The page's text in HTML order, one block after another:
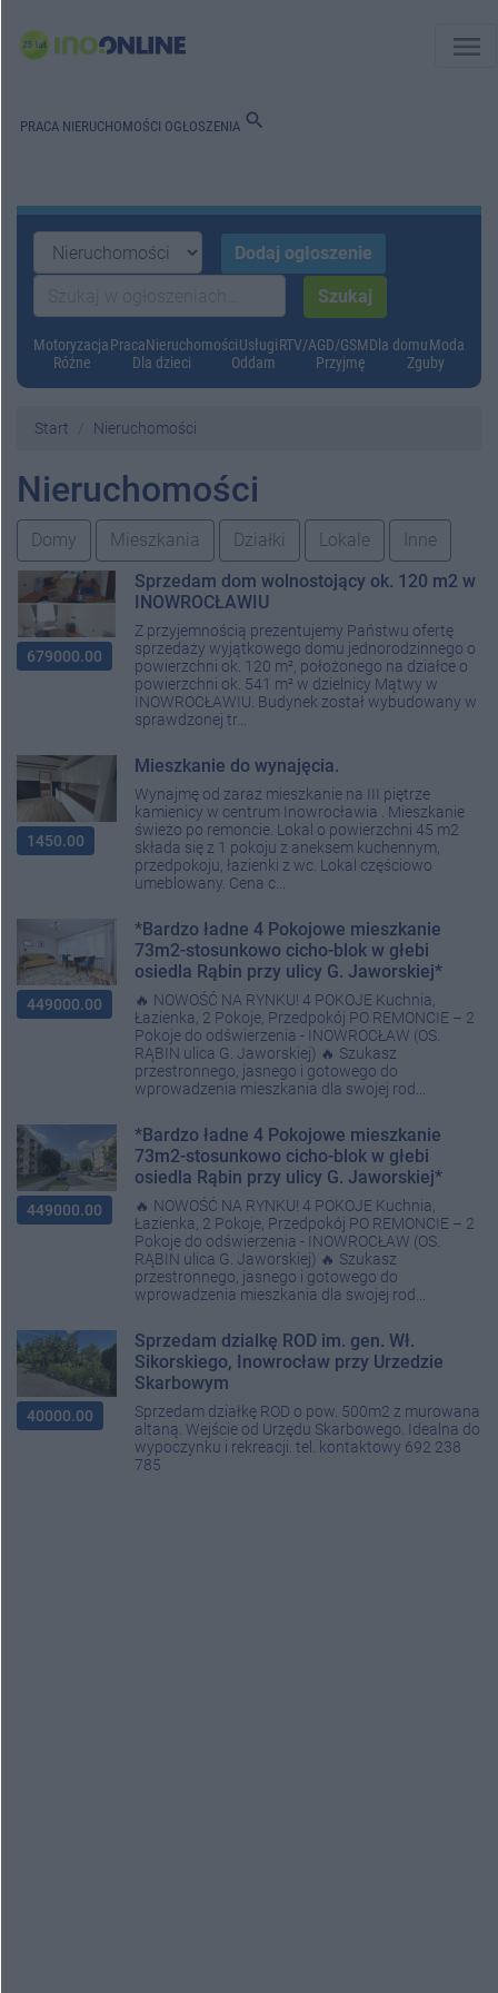
menu
PRACA NIERUCHOMOŚCI OGŁOSZENIA search
MotoryzacjaPracaNieruchomościUsługiRTV/AGD/GSMDla domuModa
Różne
Dla dzieci Oddam Przyjmę Zguby
Start Nieruchomości
Nieruchomości
Domy Mieszkania Działki Lokale Inne
679000.00
Sprzedam dom wolnostojący ok. 120 m2 w
INOWROCŁAWIU
Z przyjemnością prezentujemy Państwu ofertę
sprzedaży wyjątkowego domu jednorodzinnego o
powierzchni ok. 120 m², położonego na działce o
powierzchni ok. 541 m² w dzielnicy Mątwy w
INOWROCŁAWIU. Budynek został wybudowany w
sprawdzonej tr...
1450.00
Mieszkanie do wynajęcia.
Wynajmę od zaraz mieszkanie na III piętrze
kamienicy w centrum Inowrocławia . Mieszkanie
świeżo po remoncie. Lokal o powierzchni 45 m2
składa się z 1 pokoju z aneksem kuchennym,
przedpokoju, łazienki z wc. Lokal częściowo
umeblowany. Cena c...
449000.00
*Bardzo ładne 4 Pokojowe mieszkanie
73m2-stosunkowo cicho-blok w głebi
osiedla Rąbin przy ulicy G. Jaworskiej*
🔥 NOWOŚĆ NA RYNKU! 4 POKOJE Kuchnia,
Łazienka, 2 Pokoje, Przedpokój PO REMONCIE – 2
Pokoje do odświerzenia - INOWROCŁAW (OS.
RĄBIN ulica G. Jaworskiej) 🔥 Szukasz
przestronnego, jasnego i gotowego do
wprowadzenia mieszkania dla swojej rod...
449000.00
*Bardzo ładne 4 Pokojowe mieszkanie
73m2-stosunkowo cicho-blok w głebi
osiedla Rąbin przy ulicy G. Jaworskiej*
🔥 NOWOŚĆ NA RYNKU! 4 POKOJE Kuchnia,
Łazienka, 2 Pokoje, Przedpokój PO REMONCIE – 2
Pokoje do odświerzenia - INOWROCŁAW (OS.
RĄBIN ulica G. Jaworskiej) 🔥 Szukasz
przestronnego, jasnego i gotowego do
wprowadzenia mieszkania dla swojej rod...
40000.00
Sprzedam dzialkę ROD im. gen. Wł.
Sikorskiego, Inowrocław przy Urzedzie
Skarbowym
Sprzedam działkę ROD o pow. 500m2 z murowana
altaną. Wejście od Urzędu Skarbowego. Idealna do
wypoczynku i rekreacji. tel. kontaktowy 692 238
785